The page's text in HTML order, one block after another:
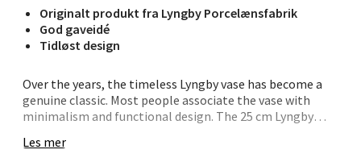
Originalt produkt fra Lyngby Porcelænsfabrik
God gaveidé
Tidløst design
Over the years, the timeless Lyngby vase has become a
genuine classic. Most people associate the vase with
minimalism and functional design. The 25 cm Lyngby
here. The Lyngby vase comes in many different sizes and
Les mer
0 i butikk